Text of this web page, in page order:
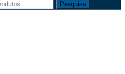
Pesquisa